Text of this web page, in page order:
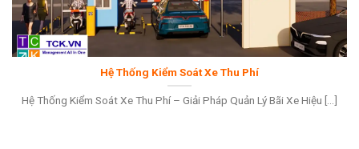
Hệ Thống Kiểm Soát Xe Thu Phí
Hệ Thống Kiểm Soát Xe Thu Phí – Giải Pháp Quản Lý Bãi Xe Hiệu [...]